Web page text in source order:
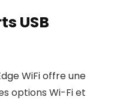
USB
WiFi offre une
options Wi-Fi et